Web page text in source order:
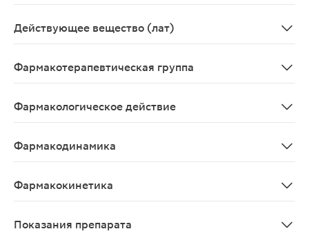
Действующее вещество (лат)
Фармакотерапевтическая группа
Фармакологическое действие
Фармакодинамика
Фармакокинетика
Показания препарата